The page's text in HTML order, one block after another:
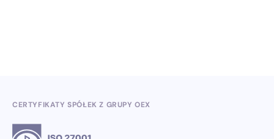
CERTYFIKATY SPÓŁEK Z GRUPY OEX